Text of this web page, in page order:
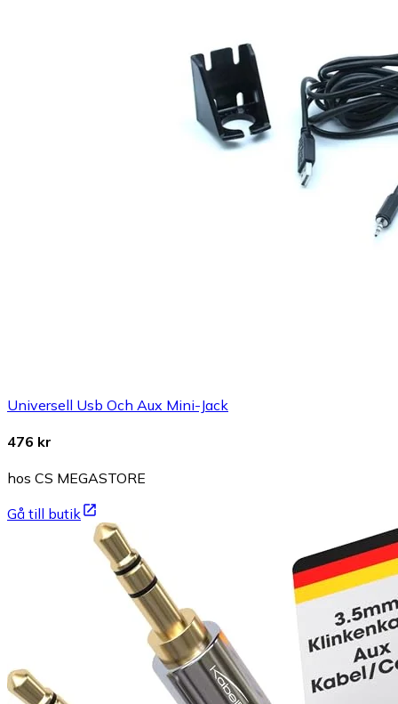
Universell Usb Och Aux Mini-Jack
476 kr
hos CS MEGASTORE
Gå till butik